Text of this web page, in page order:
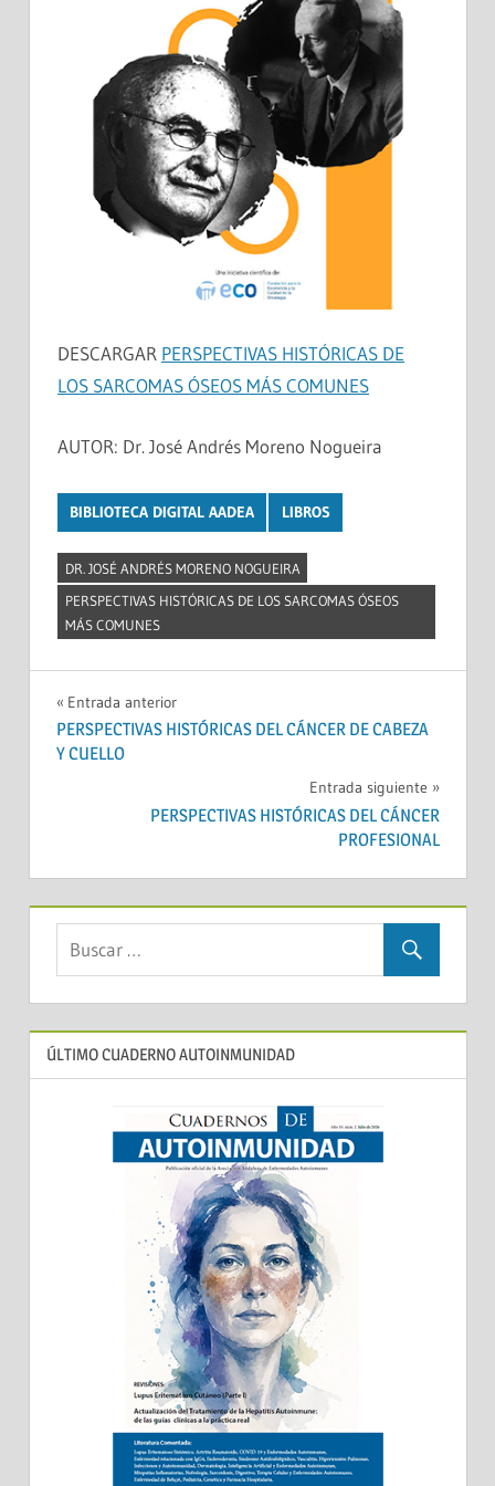
DESCARGAR PERSPECTIVAS HISTÓRICAS DE
LOS SARCOMAS ÓSEOS MÁS COMUNES
AUTOR: Dr. José Andrés Moreno Nogueira
BIBLIOTECA DIGITAL AADEA LIBROS
DR. JOSÉ ANDRÉS MORENO NOGUEIRA
PERSPECTIVAS HISTÓRICAS DE LOS SARCOMAS ÓSEOS
MÁS COMUNES
Navegación
de
Entrada anterior
PERSPECTIVAS HISTÓRICAS DEL CÁNCER DE CABEZA
Y CUELLO
Entrada siguiente
PERSPECTIVAS HISTÓRICAS DEL CÁNCER
PROFESIONAL
ÚLTIMO CUADERNO AUTOINMUNIDAD